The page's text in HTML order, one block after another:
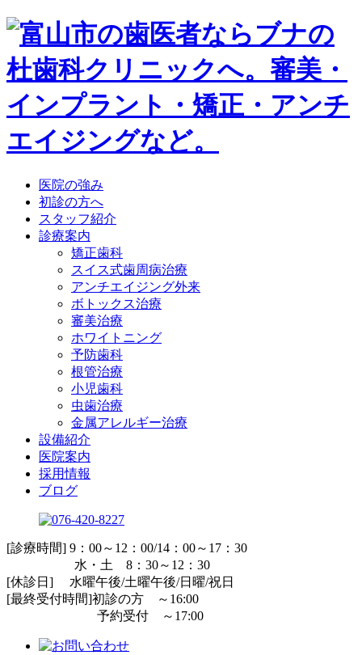
医院の強み
初診の方へ
スタッフ紹介
診療案内
矯正歯科
スイス式歯周病治療
アンチエイジング外来
ボトックス治療
審美治療
ホワイトニング
予防歯科
根管治療
小児歯科
虫歯治療
金属アレルギー治療
設備紹介
医院案内
採用情報
ブログ
[診療時間] 9：00～12：00/14：00～17：30
水・土 8：30～12：30
[休診日] 水曜午後/土曜午後/日曜/祝日
[最終受付時間]初診の方 ～16:00
予約受付 ～17:00